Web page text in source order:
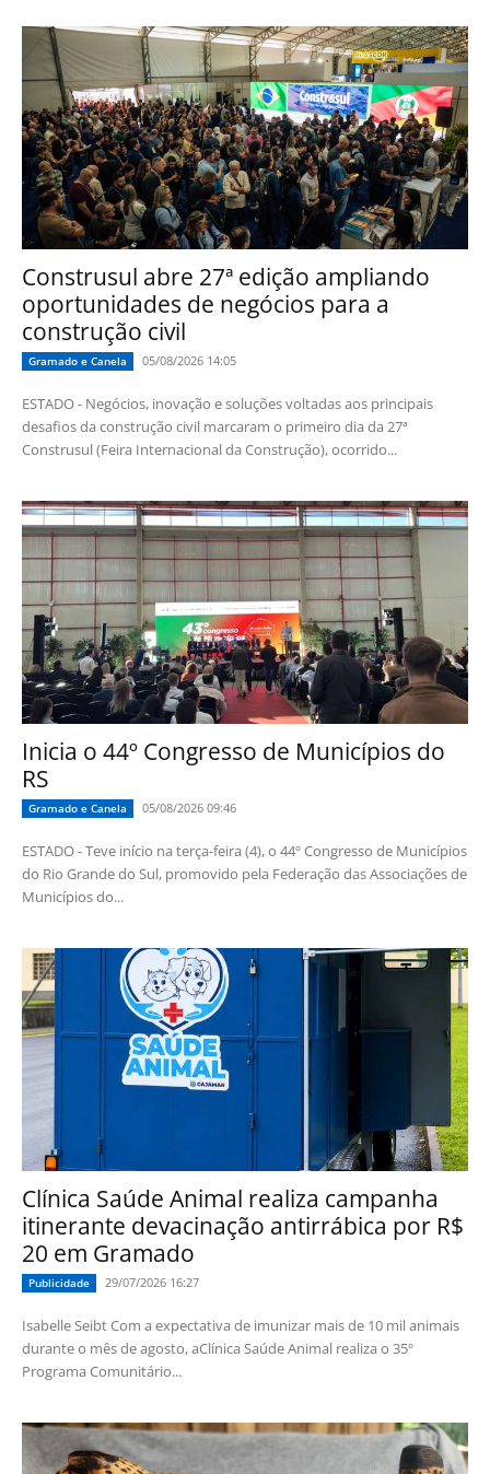
Construsul abre 27ª edição ampliando
oportunidades de negócios para a
construção civil
Gramado e Canela 05/08/2026 14:05
ESTADO - Negócios, inovação e soluções voltadas aos principais
desafios da construção civil marcaram o primeiro dia da 27ª
Construsul (Feira Internacional da Construção), ocorrido...
Inicia o 44º Congresso de Municípios do
RS
Gramado e Canela 05/08/2026 09:46
ESTADO - Teve início na terça-feira (4), o 44º Congresso de Municípios
do Rio Grande do Sul, promovido pela Federação das Associações de
Municípios do...
Clínica Saúde Animal realiza campanha
itinerante devacinação antirrábica por R$
20 em Gramado
Publicidade 29/07/2026 16:27
Isabelle Seibt Com a expectativa de imunizar mais de 10 mil animais
durante o mês de agosto, aClínica Saúde Animal realiza o 35º
Programa Comunitário...